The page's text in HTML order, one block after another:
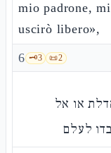
mio padrone,
uscirò libero»,
6 🗝️3 📜2
או אל
לעלם